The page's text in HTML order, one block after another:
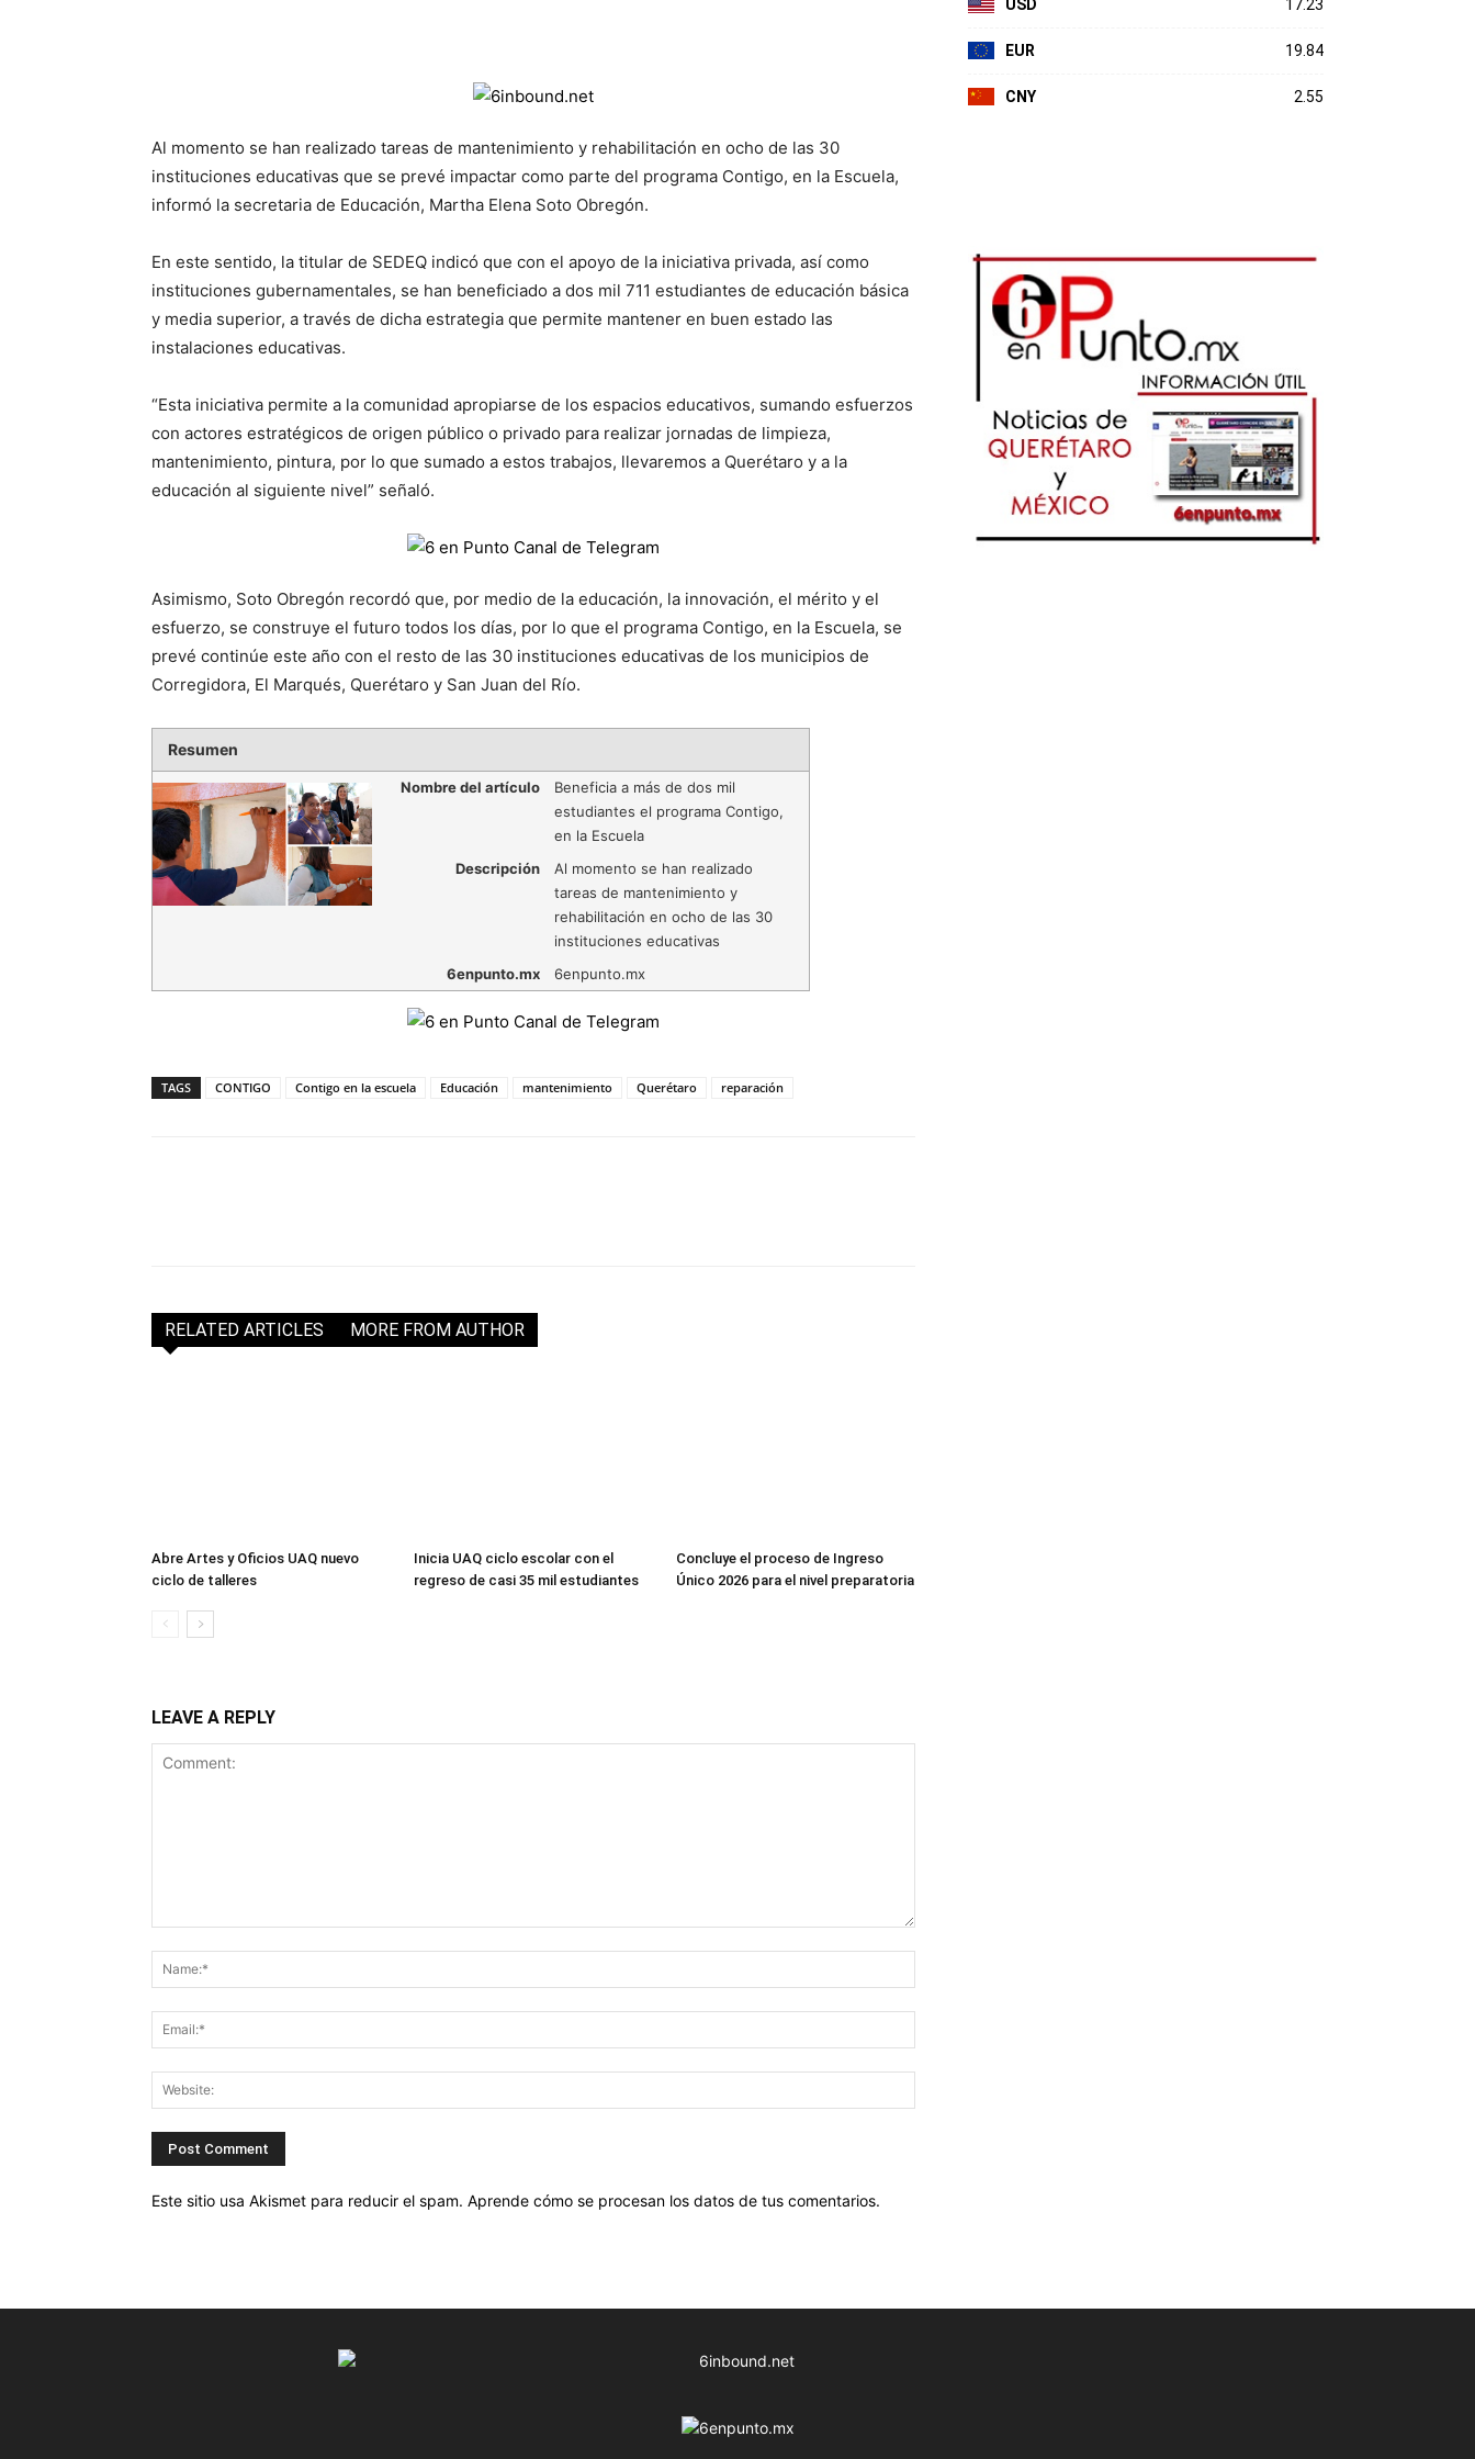
Al momento se han realizado tareas de mantenimiento y rehabilitación en ocho de las 30
instituciones educativas que se prevé impactar como parte del programa Contigo, en la Escuela,
informó la secretaria de Educación, Martha Elena Soto Obregón.
En este sentido, la titular de SEDEQ indicó que con el apoyo de la iniciativa privada, así como
instituciones gubernamentales, se han beneficiado a dos mil 711 estudiantes de educación básica
y media superior, a través de dicha estrategia que permite mantener en buen estado las
instalaciones educativas.
“Esta iniciativa permite a la comunidad apropiarse de los espacios educativos, sumando esfuerzos
con actores estratégicos de origen público o privado para realizar jornadas de limpieza,
mantenimiento, pintura, por lo que sumado a estos trabajos, llevaremos a Querétaro y a la
educación al siguiente nivel” señaló.
Asimismo, Soto Obregón recordó que, por medio de la educación, la innovación, el mérito y el
esfuerzo, se construye el futuro todos los días, por lo que el programa Contigo, en la Escuela, se
prevé continúe este año con el resto de las 30 instituciones educativas de los municipios de
Corregidora, El Marqués, Querétaro y San Juan del Río.
Resumen
Nombre del artículo
Beneficia a más de dos mil
estudiantes el programa Contigo,
en la Escuela
Descripción
Al momento se han realizado
tareas de mantenimiento y
rehabilitación en ocho de las 30
instituciones educativas
6enpunto.mx
6enpunto.mx
TAGS CONTIGO Contigo en la escuela Educación mantenimiento Querétaro reparación
RELATED ARTICLES MORE FROM AUTHOR
Abre Artes y Oficios UAQ nuevo
ciclo de talleres
Inicia UAQ ciclo escolar con el
regreso de casi 35 mil estudiantes
Concluye el proceso de Ingreso
Único 2026 para el nivel preparatoria
LEAVE A REPLY
Este sitio usa Akismet para reducir el spam. Aprende cómo se procesan los datos de tus comentarios.
USD 17.23
EUR 19.84
CNY 2.55